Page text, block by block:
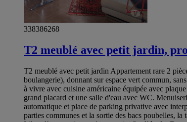
338386268
T2 meublé avec petit jardin,
T2 meublé avec petit jardin Appartement rare 2
boulangerie), donnant sur espace vert commun,
à vivre avec cuisine américaine équipée avec
grand placard et une salle d'eau avec WC.
automatique et place de parking privative avec
parties communes et la sortie des bacs poubelles,